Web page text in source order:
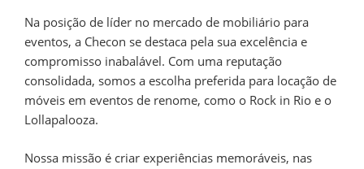
Na posição de líder no mercado de mobiliário para
eventos, a Checon se destaca pela sua excelência e
compromisso inabalável. Com uma reputação
consolidada, somos a escolha preferida para locação de
móveis em eventos de renome, como o Rock in Rio e o
Lollapalooza.
Nossa missão é criar experiências memoráveis, nas